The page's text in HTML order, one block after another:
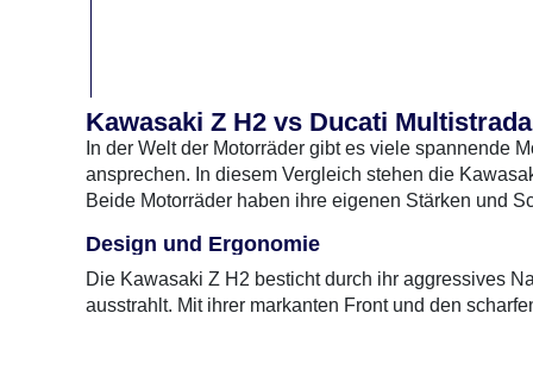
Kawasaki Z H2 vs Ducati
In der Welt der Motorräder gibt es viele spannende
ansprechen. In diesem Vergleich stehen die
Beide Motorräder haben ihre eigenen Stärken und
Design und Ergonomie
Die Kawasaki Z H2 besticht durch ihr aggressives
ausstrahlt. Mit ihrer markanten Front und den